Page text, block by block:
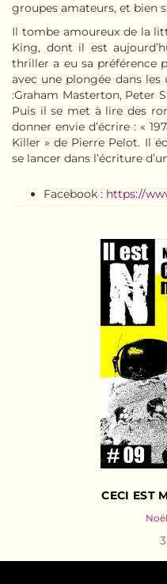
groupes amateurs, et bien
Il tombe amoureux de la
King, dont il est
thriller a eu sa préférence
avec une plongée dans
:Graham Masterton, Peter
Puis il se met à lire des
donner envie d’écrire : «
Killer » de Pierre Pelot. Il
se lancer dans l’écriture
Facebook : https://
CECI EST